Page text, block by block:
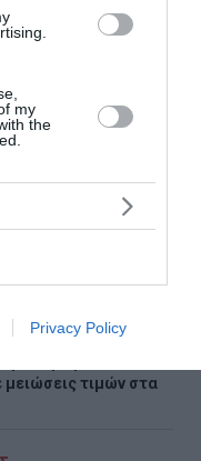
my
the
Privacy Policy
αποκατάστασης
για τις
της 46χρονης –
ο συνήγορός
Καμία ανοχή»
τιμών στα